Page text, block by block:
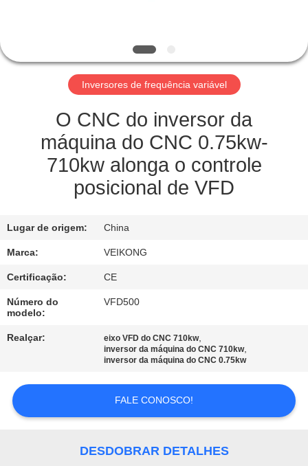
CONTROLE
DE
QUALIDADE
ENTRE
CONTATO
CONOSCO
PEÇA
UMAS
CITAÇÕES
MAPA
SITE
POLÍTICA
Inversores de frequência variável
O CNC do inversor da
máquina do CNC 0.75kw-
710kw alonga o controle
posicional de VFD
Lugar de origem: China
Marca: VEIKONG
Certificação: CE
Número do
modelo:
VFD500
Realçar: eixo VFD do CNC 710kw,
inversor da máquina do CNC 710kw,
inversor da máquina do CNC 0.75kw
FALE CONOSCO!
DESDOBRAR DETALHES